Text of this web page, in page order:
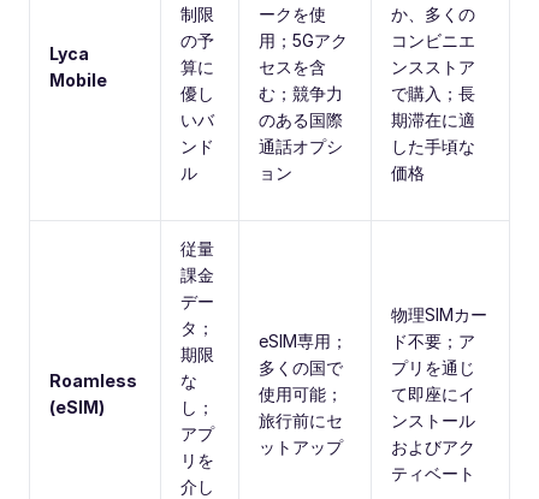
Lyca
Mobile
制限
の予
算に
優し
いバ
ンド
ル
ークを使
用；5Gアク
セスを含
む；競争力
のある国際
通話オプシ
ョン
か、多くの
コンビニエ
ンスストア
で購入；長
期滞在に適
した手頃な
価格
Roamless
(eSIM)
従量
課金
デー
タ；
期限
な
し；
アプ
リを
介し
eSIM専用；
多くの国で
使用可能；
旅行前にセ
ットアップ
物理SIMカー
ド不要；ア
プリを通じ
て即座にイ
ンストール
およびアク
ティベート